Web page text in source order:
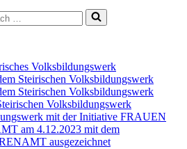
Volksbildungswerk
Steirischen Volksbildungswerk
Steirischen Volksbildungswerk
Volksbildungswerk
mit der Initiative FRAUEN
am 4.12.2023 mit dem
ausgezeichnet